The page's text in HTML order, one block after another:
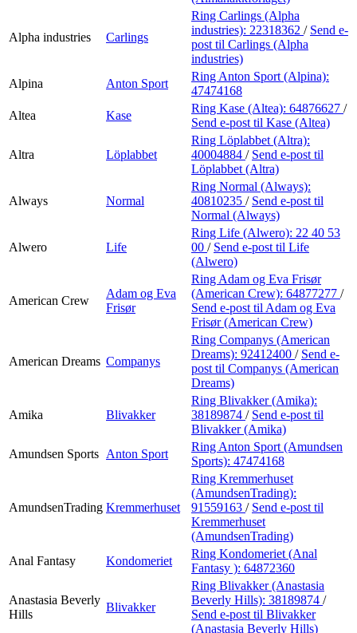
Alpha industries Carlings
Ring Carlings (Alpha
industries): 22318362 / Send e-
post til Carlings (Alpha
industries)
Alpina
Anton Sport
Ring Anton Sport (Alpina):
47474168
Altea
Kase
Ring Kase (Altea): 64876627 /
Send e-post til Kase (Altea)
Altra Löplabbet
Ring Löplabbet (Altra):
40004884 / Send e-post til
Löplabbet (Altra)
Always Normal
Ring Normal (Always):
40810235 / Send e-post til
Normal (Always)
Alwero Life
Ring Life (Alwero): 22 40 53
00 / Send e-post til Life
(Alwero)
American Crew
Adam og Eva
Frisør
Ring Adam og Eva Frisør
(American Crew): 64877277 /
Send e-post til Adam og Eva
Frisør (American Crew)
American Dreams Companys
Ring Companys (American
Dreams): 92412400 / Send e-
post til Companys (American
Dreams)
Amika Blivakker
Ring Blivakker (Amika):
38189874 / Send e-post til
Blivakker (Amika)
Amundsen Sports Anton Sport
Ring Anton Sport (Amundsen
Sports): 47474168
AmundsenTrading Kremmerhuset
Ring Kremmerhuset
(AmundsenTrading):
91559163 / Send e-post til
Kremmerhuset
(AmundsenTrading)
Anal Fantasy
Kondomeriet
Ring Kondomeriet (Anal
Fantasy ): 64872360
Anastasia Beverly
Hills
Blivakker
Ring Blivakker (Anastasia
Beverly Hills): 38189874 /
Send e-post til Blivakker
(Anastasia Beverly Hills)